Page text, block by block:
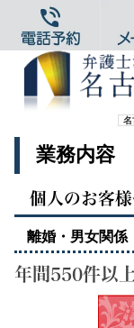
名
業務内容
個人のお客
離婚・男女関係
年間550件以